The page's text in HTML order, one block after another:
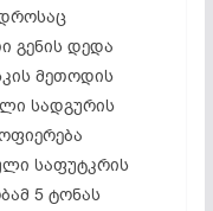
გენის დედა
მეთოდის
სადგურის
საფუტკრის
5 ტონას